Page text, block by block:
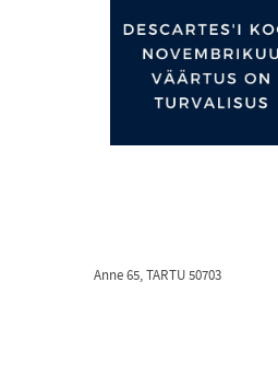
Anne 65, TARTU 50703